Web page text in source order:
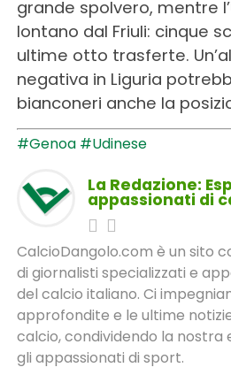
grande spolvero, mentre
lontano dal Friuli: cinque
ultime otto trasferte.
negativa in Liguria
bianconeri anche la
#Genoa #Udinese
La Redazione:
appassionati di
CalcioDangolo.com è un sito
di giornalisti specializzati e
del calcio italiano. Ci
approfondite e le ultime
calcio, condividendo la nostra
gli appassionati di sport.